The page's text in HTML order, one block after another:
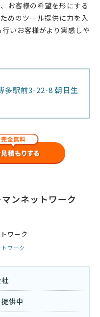
お客様の希望を形にする
めのツール提供に力を入
いお客様がより実感しや
多駅前3-22-8 朝日生
ンネットワーク
ワーク
供中